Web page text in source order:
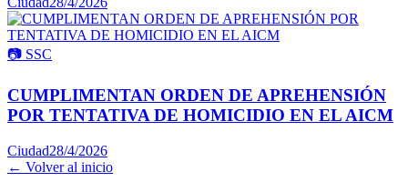
📷 SSC
CUMPLIMENTAN ORDEN DE APREHENSIÓN
POR TENTATIVA DE HOMICIDIO EN EL AICM
Ciudad28/4/2026
← Volver al inicio